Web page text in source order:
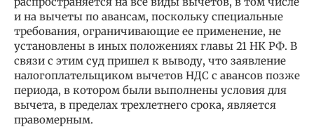
и на вычеты по авансам, поскольку специальные
требования, ограничивающие ее применение, не
установлены в иных положениях главы 21 НК РФ. В
связи с этим суд пришел к выводу, что заявление
налогоплательщиком вычетов НДС с авансов позже
периода, в котором были выполнены условия для
вычета, в пределах трехлетнего срока, является
правомерным.